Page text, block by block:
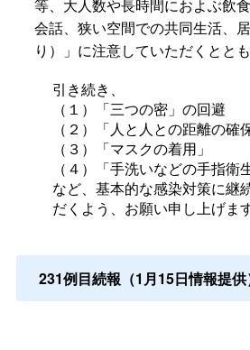
等、大人数や長時間におよぶ飲
会話、狭い空間での共同生活、
り）」に注意していただくととも
引き続き、
（１）「三つの密」の回避
（２）「人と人との距離の確
（３）「マスクの着用」
（４）「手洗いなどの手指衛
など、基本的な感染対策に継
だくよう、お願い申し上げます
231例目続報（1月15日情報提供